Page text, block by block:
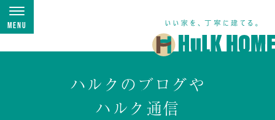
Menu
ハルクのブログや
ハルク通信